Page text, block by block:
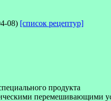
08) [список рецептур]
продукта
перемешивающими